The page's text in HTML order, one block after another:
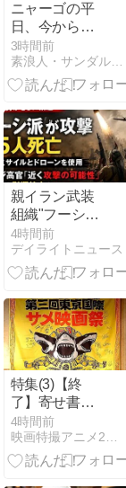
ニャーゴの平
日、今から風
呂掃除。きれ
いに磨くので
ある。
3時間前
素浪人・サンダルニャーゴの日々。
親イラン武装
組織"フーシ
派"が親サウジ
のイエメン暫
定政権を攻
4時間前
デイライトニュース
特集(3)【終
了】寄せ書き
サイン入りフ
ラッグ掲示
『第三回東京
4時間前